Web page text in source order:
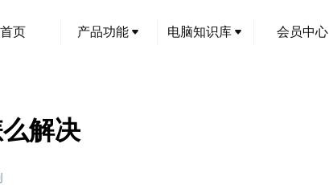
首页 产品功能 电脑知识库 会员中心
解决